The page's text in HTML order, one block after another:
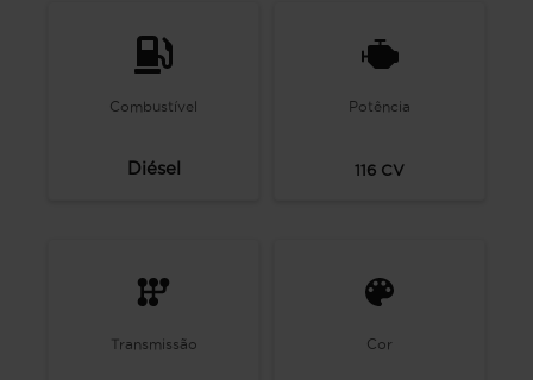
Combustível
Diésel
Potência
116 CV
Transmissão Cor